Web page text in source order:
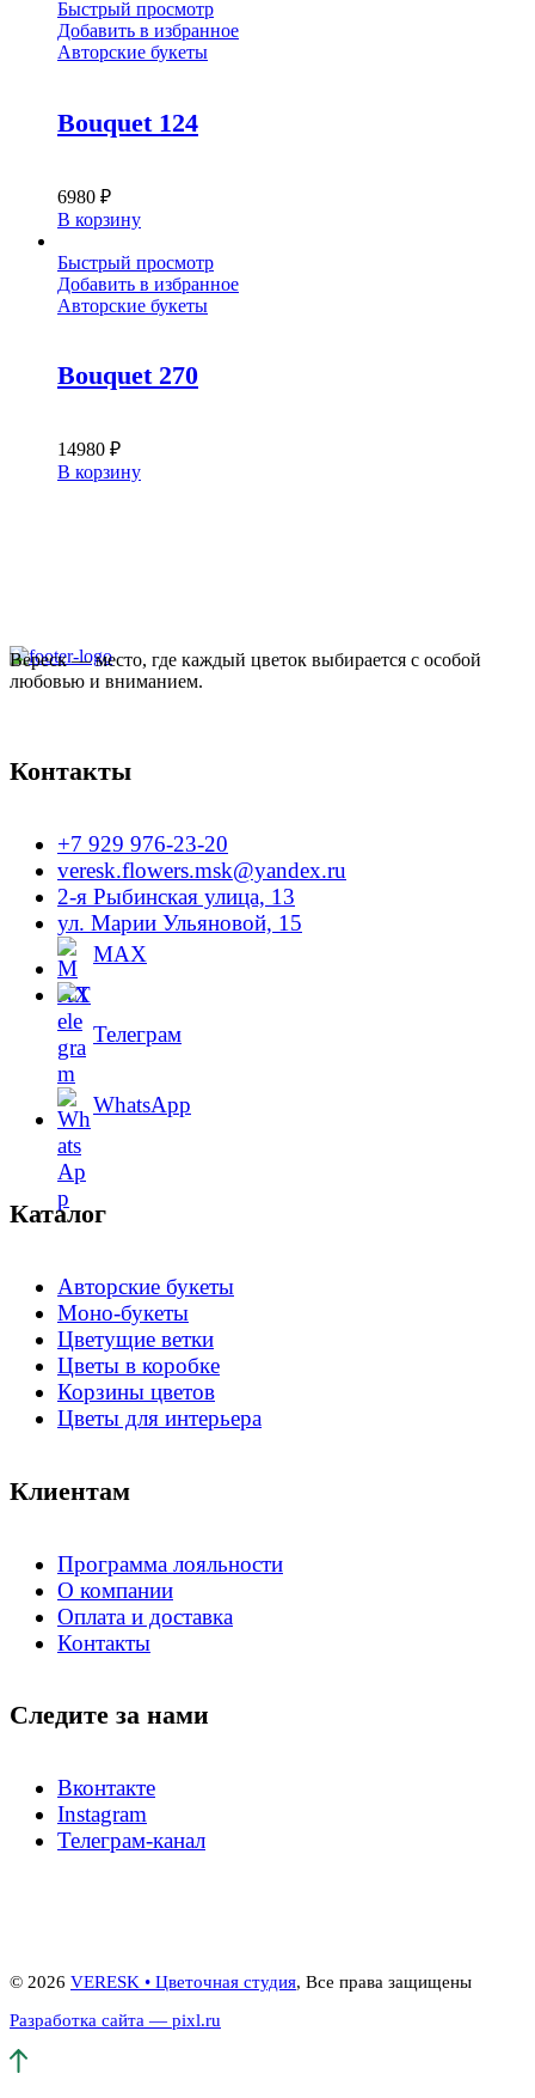
Быстрый просмотр
Добавить в избранное
Авторские букеты
Bouquet 124
6980 ₽
В корзину
Быстрый просмотр
Добавить в избранное
Авторские букеты
Bouquet 270
14980 ₽
В корзину
Вереск — место, где каждый цветок выбирается с особой
любовью и вниманием.
Контакты
+7 929 976-23-20
veresk.flowers.msk@yandex.ru
2-я Рыбинская улица, 13
ул. Марии Ульяновой, 15
MAX
Телеграм
WhatsApp
Каталог
Авторские букеты
Моно-букеты
Цветущие ветки
Цветы в коробке
Корзины цветов
Цветы для интерьера
Клиентам
Программа лояльности
О компании
Оплата и доставка
Контакты
Следите за нами
Вконтакте
Instagram
Телеграм-канал
© 2026 VERESK • Цветочная студия, Все права защищены
Разработка сайта — pixl.ru